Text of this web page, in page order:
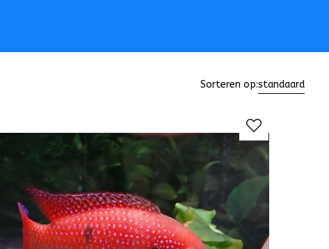
Sorteren op:standaard